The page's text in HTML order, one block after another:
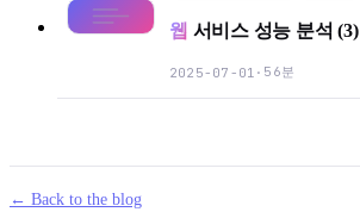
웹 서비스 성능 분석 (3)
2025-07-01 · 56분
← Back to the blog